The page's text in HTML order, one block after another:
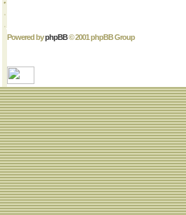
Powered byphpBB© 2001 phpBB Group